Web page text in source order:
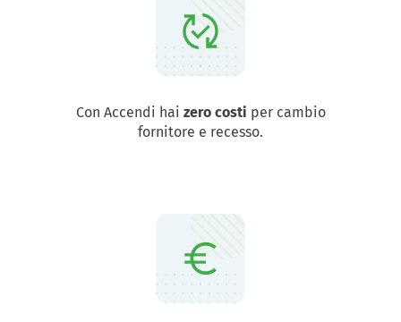
Con Accendi hai zero costi per cambio
fornitore e recesso.